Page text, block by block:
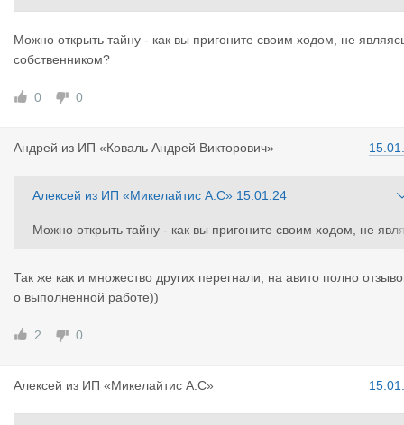
Можно открыть тайну - как вы пригоните своим ходом, не
собственником?
0 0
Андрей из ИП «Коваль Андрей Викторович»
Алексей из ИП «Микелайтис А.С» 15.01.24
Можно открыть тайну - как вы пригоните своим ходом, не
Так же как и множество других перегнали, на авито полно
о выполненной работе))
2 0
Алексей из ИП «Микелайтис А.С»